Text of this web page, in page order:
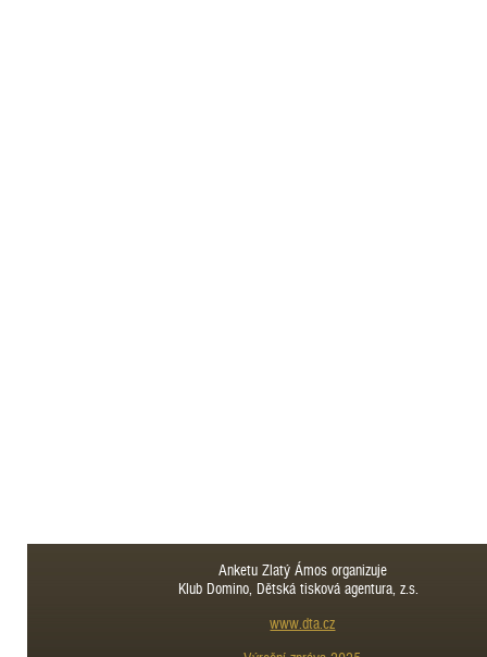
Anketu Zlatý Ámos organizuje
Klub Domino, Dětská tisková agentura, z.s.
www.dta.cz